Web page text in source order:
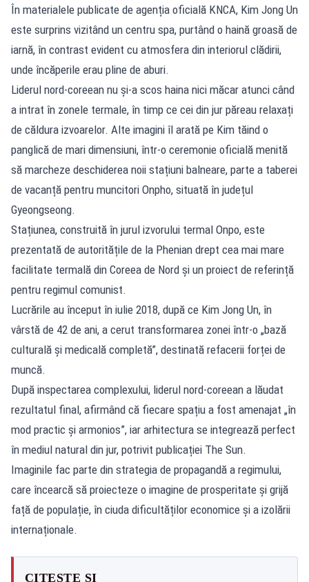
În materialele publicate de agenția oficială KNCA, Kim Jong Un
este surprins vizitând un centru spa, purtând o haină groasă de
iarnă, în contrast evident cu atmosfera din interiorul clădirii,
unde încăperile erau pline de aburi.
Liderul nord-coreean nu și-a scos haina nici măcar atunci când
a intrat în zonele termale, în timp ce cei din jur păreau relaxați
de căldura izvoarelor. Alte imagini îl arată pe Kim tăind o
panglică de mari dimensiuni, într-o ceremonie oficială menită
să marcheze deschiderea noii stațiuni balneare, parte a taberei
de vacanță pentru muncitori Onpho, situată în județul
Gyeongseong.
Stațiunea, construită în jurul izvorului termal Onpo, este
prezentată de autoritățile de la Phenian drept cea mai mare
facilitate termală din Coreea de Nord și un proiect de referință
pentru regimul comunist.
Lucrările au început în iulie 2018, după ce Kim Jong Un, în
vârstă de 42 de ani, a cerut transformarea zonei într-o „bază
culturală și medicală completă”, destinată refacerii forței de
muncă.
După inspectarea complexului, liderul nord-coreean a lăudat
rezultatul final, afirmând că fiecare spațiu a fost amenajat „în
mod practic și armonios”, iar arhitectura se integrează perfect
în mediul natural din jur, potrivit publicației The Sun.
Imaginile fac parte din strategia de propagandă a regimului,
care încearcă să proiecteze o imagine de prosperitate și grijă
față de populație, în ciuda dificultăților economice și a izolării
internaționale.
CITEȘTE ȘI